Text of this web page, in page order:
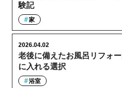
験記
家
老後に備えたお風呂リフォ
に入れる選択
2026.04.02
浴室